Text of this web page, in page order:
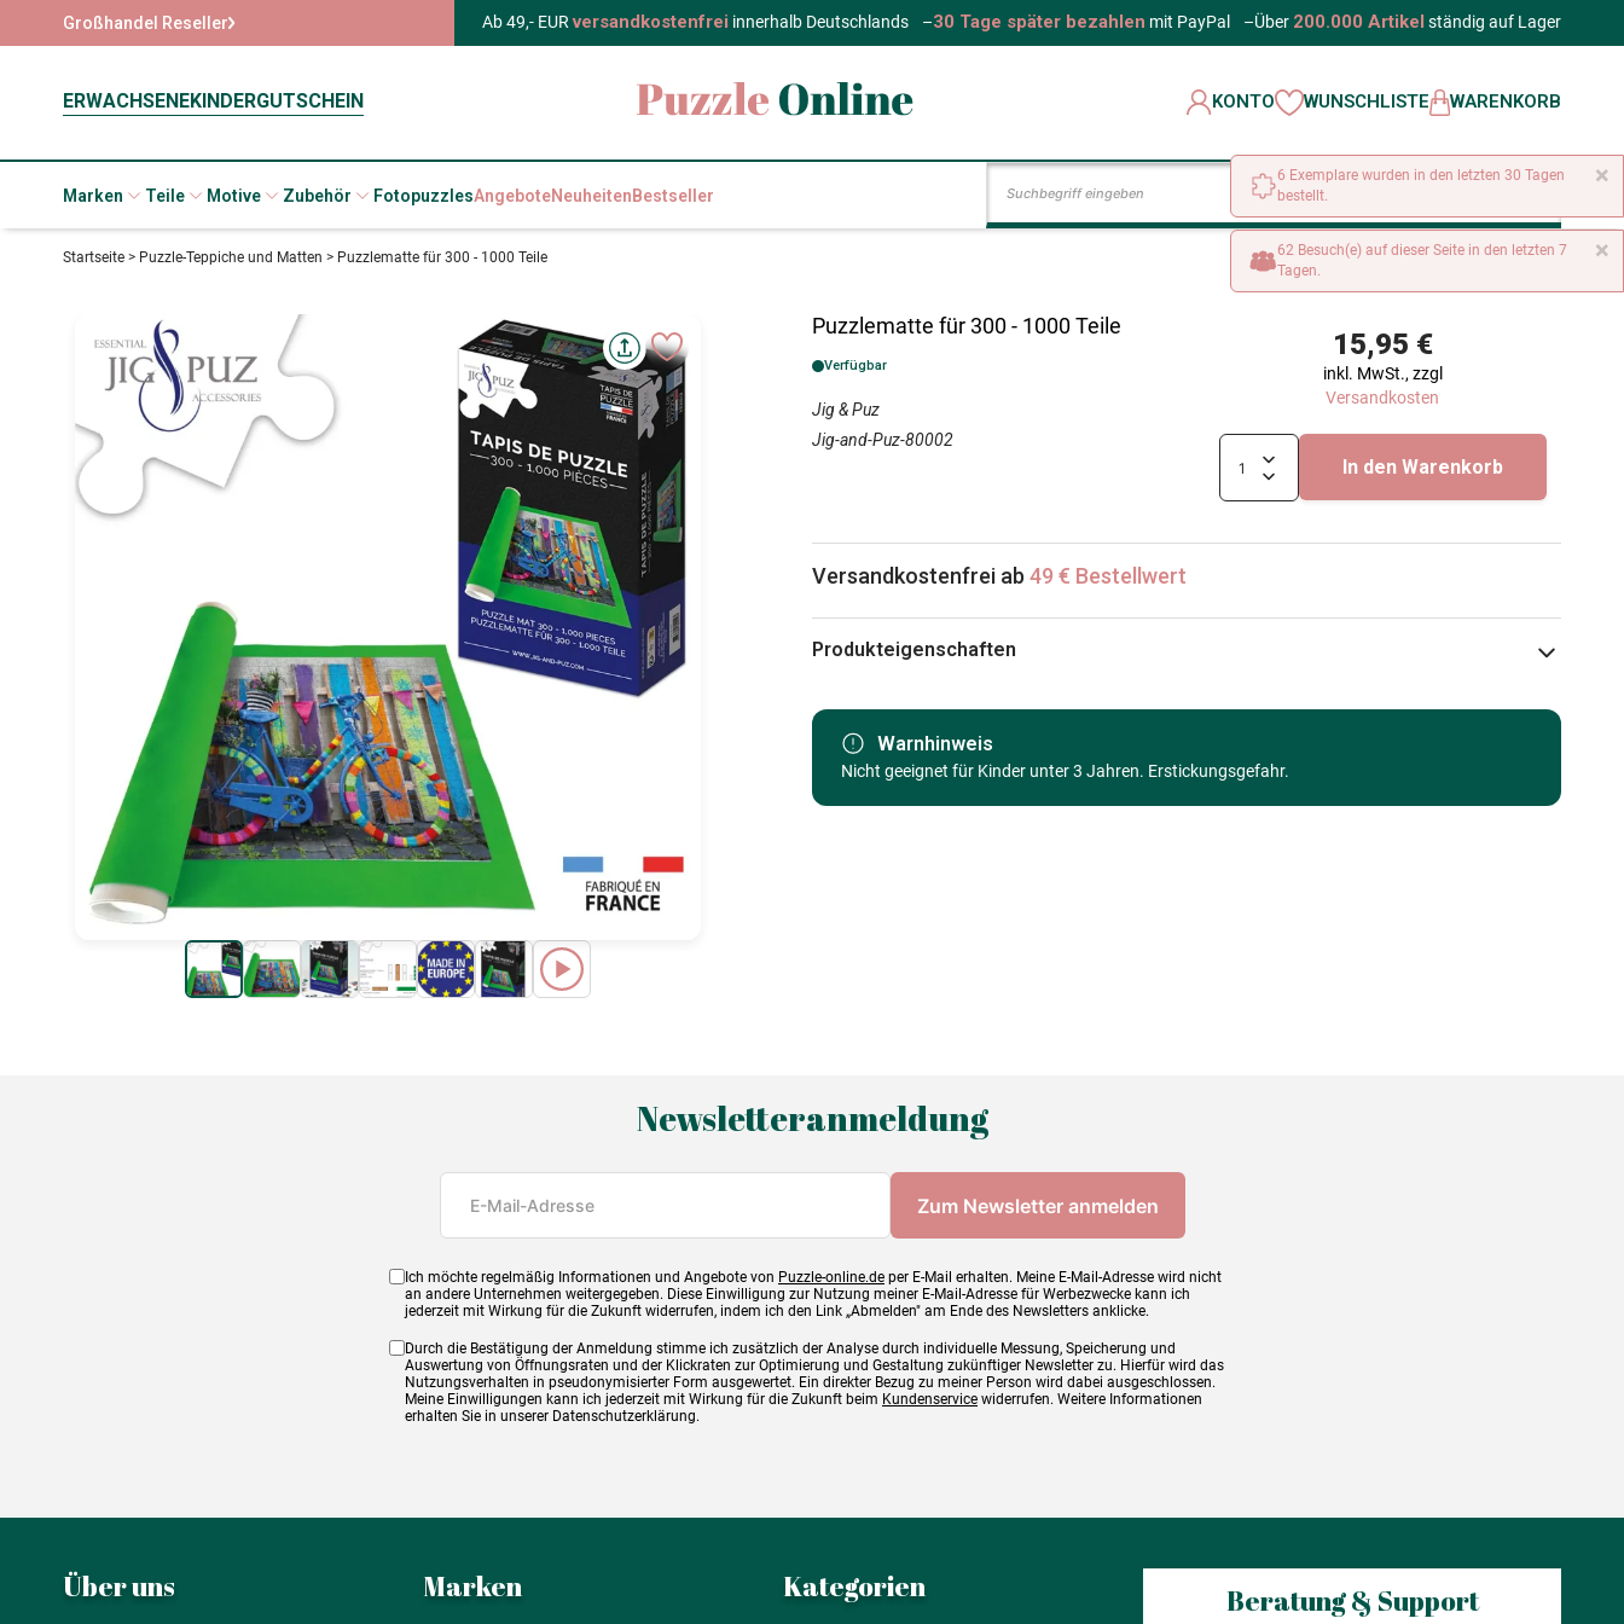
Großhandel Reseller Ab 49,- EURversandkostenfrei innerhalb Deutschlands –30 Tage später bezahlen mit PayPal –Über 200.000 Artikel ständig auf Lager
ERWACHSENEKINDERGUTSCHEIN KONTO WUNSCHLISTE WARENKORB
Marken Teile Motive Zubehör FotopuzzlesAngeboteNeuheitenBestseller
Startseite > Puzzle-Teppiche und Matten > Puzzlematte für 300 - 1000 Teile
Puzzlematte für 300 - 1000 Teile
Verfügbar
Jig & Puz
Jig-and-Puz-80002
15,95 €
inkl. MwSt., zzgl
Versandkosten
In den Warenkorb
Versandkostenfrei ab 49 € Bestellwert
Produkteigenschaften
Kategorie
Puzzle für Erwachsene (500 bis 48000 Teile)
Warnhinweis
Nicht geeignet für Kinder unter 3 Jahren. Erstickungsgefahr.
Newsletteranmeldung
Ich möchte regelmäßig Informationen und Angebote von Puzzle-online.de per E-Mail erhalten. Meine E-Mail-Adresse wird nicht
an andere Unternehmen weitergegeben. Diese Einwilligung zur Nutzung meiner E-Mail-Adresse für Werbezwecke kann ich
jederzeit mit Wirkung für die Zukunft widerrufen, indem ich den Link „Abmelden" am Ende des Newsletters anklicke.
Durch die Bestätigung der Anmeldung stimme ich zusätzlich der Analyse durch individuelle Messung, Speicherung und
Auswertung von Öffnungsraten und der Klickraten zur Optimierung und Gestaltung zukünftiger Newsletter zu. Hierfür wird das
Nutzungsverhalten in pseudonymisierter Form ausgewertet. Ein direkter Bezug zu meiner Person wird dabei ausgeschlossen.
Meine Einwilligungen kann ich jederzeit mit Wirkung für die Zukunft beim Kundenservice widerrufen. Weitere Informationen
erhalten Sie in unserer Datenschutzerklärung.
Über uns Marken Kategorien Beratung & Support
×
6 Exemplare wurden in den letzten 30 Tagen
bestellt.
×
62 Besuch(e) auf dieser Seite in den letzten 7
Tagen.